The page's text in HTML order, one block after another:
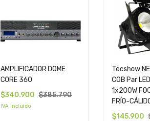
AMPLIFICADOR DOME
CORE 360
$340.900 $385.790
IVA incluido
Tecshow
COB Par
1x200W
FRÍO-
$145.900